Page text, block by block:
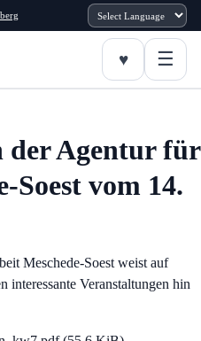
der Agentur für
Soest vom 14.
Meschede-Soest weist auf
Veranstaltungen hin